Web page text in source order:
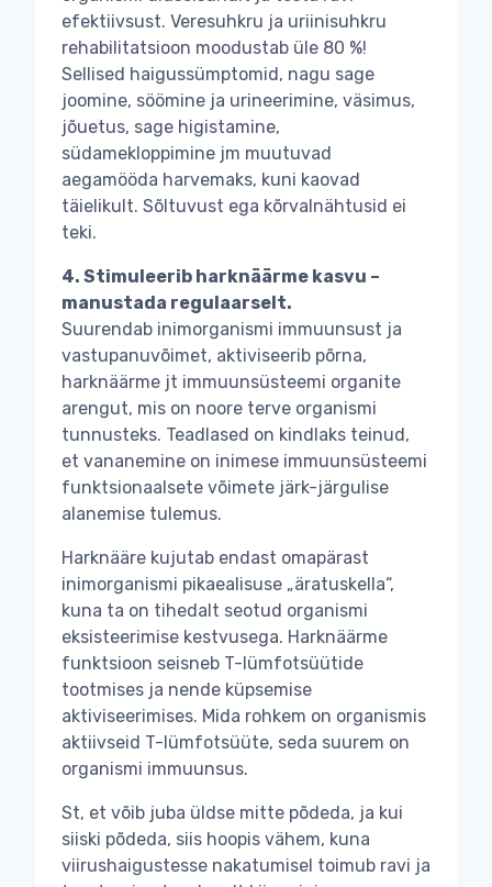
efektiivsust. Veresuhkru ja uriinisuhkru
rehabilitatsioon moodustab üle 80 %!
Sellised haigussümptomid, nagu sage
joomine, söömine ja urineerimine, väsimus,
jõuetus, sage higistamine,
südamekloppimine jm muutuvad
aegamööda harvemaks, kuni kaovad
täielikult. Sõltuvust ega kõrvalnähtusid ei
teki.
4. Stimuleerib harknäärme kasvu –
manustada regulaarselt.
Suurendab inimorganismi immuunsust ja
vastupanuvõimet, aktiviseerib põrna,
harknäärme jt immuunsüsteemi organite
arengut, mis on noore terve organismi
tunnusteks. Teadlased on kindlaks teinud,
et vananemine on inimese immuunsüsteemi
funktsionaalsete võimete järk-järgulise
alanemise tulemus.
Harknääre kujutab endast omapärast
inimorganismi pikaealisuse „äratuskella“,
kuna ta on tihedalt seotud organismi
eksisteerimise kestvusega. Harknäärme
funktsioon seisneb T-lümfotsüütide
tootmises ja nende küpsemise
aktiviseerimises. Mida rohkem on organismis
aktiivseid T-lümfotsüüte, seda suurem on
organismi immuunsus.
St, et võib juba üldse mitte põdeda, ja kui
siiski põdeda, siis hoopis vähem, kuna
viirushaigustesse nakatumisel toimub ravi ja